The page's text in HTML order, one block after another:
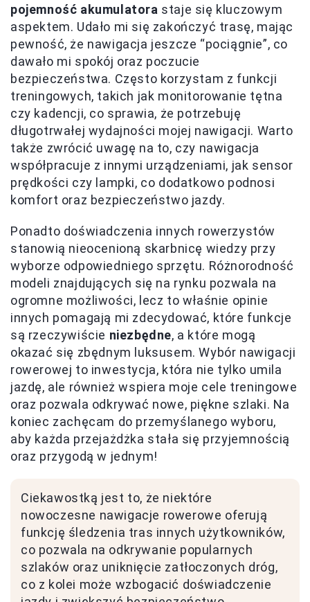
pojemność akumulatora staje się kluczowym
aspektem. Udało mi się zakończyć trasę, mając
pewność, że nawigacja jeszcze “pociągnie”, co
dawało mi spokój oraz poczucie
bezpieczeństwa. Często korzystam z funkcji
treningowych, takich jak monitorowanie tętna
czy kadencji, co sprawia, że potrzebuję
długotrwałej wydajności mojej nawigacji. Warto
także zwrócić uwagę na to, czy nawigacja
współpracuje z innymi urządzeniami, jak sensor
prędkości czy lampki, co dodatkowo podnosi
komfort oraz bezpieczeństwo jazdy.
Ponadto doświadczenia innych rowerzystów
stanowią nieocenioną skarbnicę wiedzy przy
wyborze odpowiedniego sprzętu. Różnorodność
modeli znajdujących się na rynku pozwala na
ogromne możliwości, lecz to właśnie opinie
innych pomagają mi zdecydować, które funkcje
są rzeczywiście niezbędne, a które mogą
okazać się zbędnym luksusem. Wybór nawigacji
rowerowej to inwestycja, która nie tylko umila
jazdę, ale również wspiera moje cele treningowe
oraz pozwala odkrywać nowe, piękne szlaki. Na
koniec zachęcam do przemyślanego wyboru,
aby każda przejażdżka stała się przyjemnością
oraz przygodą w jednym!
Ciekawostką jest to, że niektóre
nowoczesne nawigacje rowerowe oferują
funkcję śledzenia tras innych użytkowników,
co pozwala na odkrywanie popularnych
szlaków oraz uniknięcie zatłoczonych dróg,
co z kolei może wzbogacić doświadczenie